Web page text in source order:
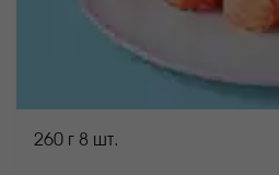
260 г 8 шт.